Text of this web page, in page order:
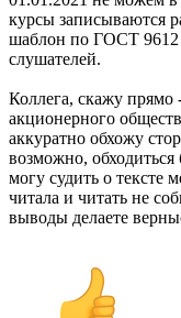
курсы записываются
шаблон по ГОСТ 9612
слушателей.
Коллега, скажу прямо
акционерного
аккуратно обхожу
возможно,
могу судить о тексте
читала и читать не
выводы делаете